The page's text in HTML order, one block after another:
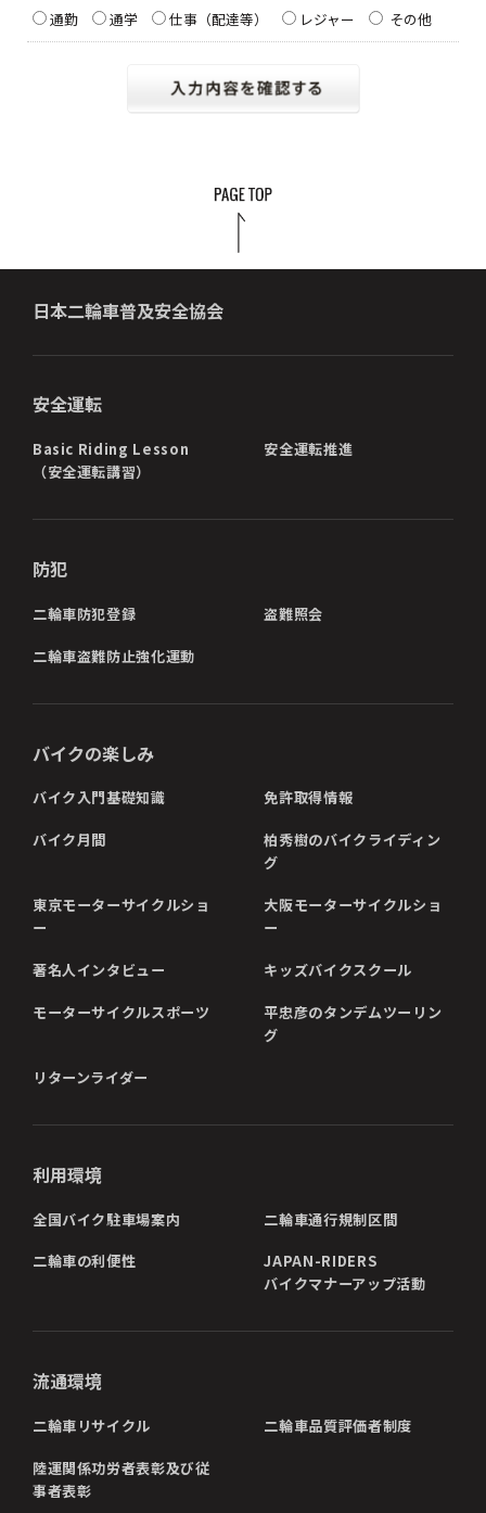
通勤 通学 仕事（配達等） レジャー その他
日本二輪車普及安全協会
安全運転
Basic Riding Lesson
（安全運転講習）
安全運転推進
防犯
二輪車防犯登録 盗難照会
二輪車盗難防止強化運動
バイクの楽しみ
バイク入門基礎知識 免許取得情報
バイク月間
柏秀樹のバイクライディン
グ
東京モーターサイクルショ
ー
大阪モーターサイクルショ
ー
著名人インタビュー キッズバイクスクール
モーターサイクルスポーツ
平忠彦のタンデムツーリン
グ
リターンライダー
利用環境
全国バイク駐車場案内 二輪車通行規制区間
二輪車の利便性
JAPAN-RIDERS
バイクマナーアップ活動
流通環境
二輪車リサイクル 二輪車品質評価者制度
陸運関係功労者表彰及び従
事者表彰